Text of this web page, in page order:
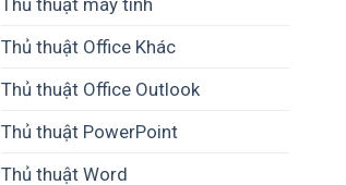
Thủ thuật máy tính
Thủ thuật Office Khác
Thủ thuật Office Outlook
Thủ thuật PowerPoint
Thủ thuật Word